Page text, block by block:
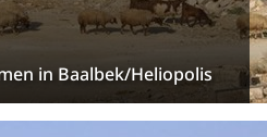
in Baalbek/Heliopolis